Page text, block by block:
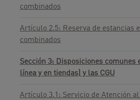
combinados
Artículo 2.5: Reserva de estancias
combinados
Sección 3: Disposiciones comunes
línea y en tiendas) y las CGU
Artículo 3.1: Servicio de Atención